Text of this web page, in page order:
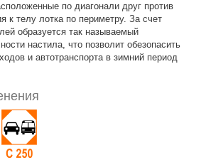
по диагонали друг против
к телу лотка по периметру. За счет
образуется так называемый
настила, что позволит обезопасить
и автотранспорта в зимний период